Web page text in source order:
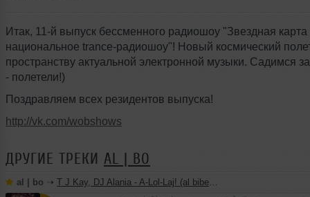
Итак, 11-й выпуск бессменного радиошоу "Звездная
национальное trance-радиошоу"! Новый космический
пространству актуальной электронной музыки. Садимся
- полетели!)
Поздравляем всех резидентов выпуска!
http://vk.com/wobshows
ДРУГИЕ ТРЕКИ AL | BO
al | bo ➝ T J Kay, DJ Alania - A-Lol-Laj! (al biber remix)